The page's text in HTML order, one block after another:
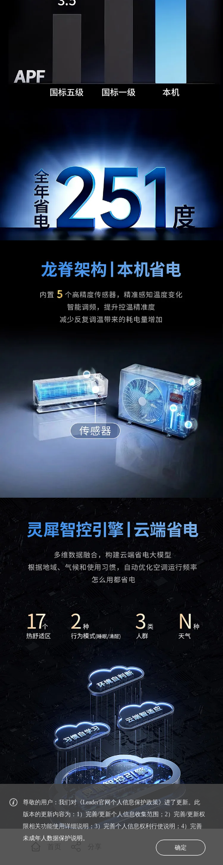
尊敬的用户：我们对《Leader官网个人信息保护政策》进了更新。此
版本的更新内容为：1）完善/更新个人信息收集范围；2）完善/更新权
限相关功能使用详细说明；3）完善个人信息权利行使说明；4）完善
未成年人数据保护说明。
确定